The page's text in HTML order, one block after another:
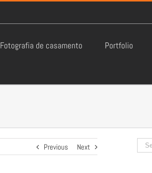
Fotografia de casamento Portfolio
Previous Next